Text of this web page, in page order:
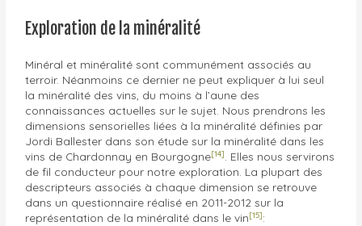
Exploration de la minéralité
Minéral et minéralité sont communément associés au
terroir. Néanmoins ce dernier ne peut expliquer à lui seul
la minéralité des vins, du moins à l’aune des
connaissances actuelles sur le sujet. Nous prendrons les
dimensions sensorielles liées à la minéralité définies par
Jordi Ballester dans son étude sur la minéralité dans les
vins de Chardonnay en Bourgogne[14]
. Elles nous servirons
de fil conducteur pour notre exploration. La plupart des
descripteurs associés à chaque dimension se retrouve
dans un questionnaire réalisé en 2011-2012 sur la
représentation de la minéralité dans le vin[15]: